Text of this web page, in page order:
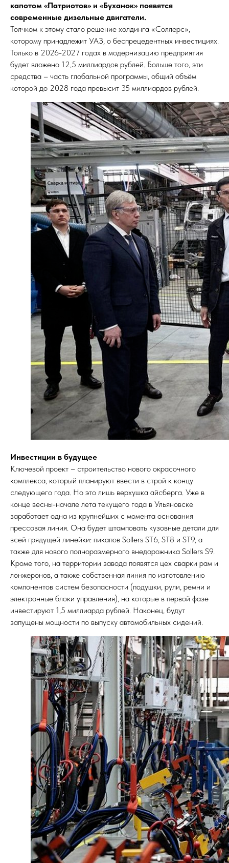
капотом «Патриотов» и «Буханок» появятся
современные дизельные двигатели.
Толчком к этому стало решение холдинга «Соллерс»,
которому принадлежит УАЗ, о беспрецедентных инвестициях.
Только в 2026-2027 годах в модернизацию предприятия
будет вложено 12,5 миллиардов рублей. Больше того, эти
средства – часть глобальной программы, общий объём
которой до 2028 года превысит 35 миллиардов рублей.
Инвестиции в будущее
Ключевой проект – строительство нового окрасочного
комплекса, который планируют ввести в строй к концу
следующего года. Но это лишь верхушка айсберга. Уже в
конце весны-начале лета текущего года в Ульяновске
заработает одна из крупнейших с момента основания
прессовая линия. Она будет штамповать кузовные детали для
всей грядущей линейки: пикапов Sollers ST6, ST8 и ST9, а
также для нового полноразмерного внедорожника Sollers S9.
Кроме того, на территории завода появятся цех сварки рам и
лонжеронов, а также собственная линия по изготовлению
компонентов систем безопасности (подушки, рули, ремни и
электронные блоки управления), на которые в первой фазе
инвестируют 1,5 миллиарда рублей. Наконец, будут
запущены мощности по выпуску автомобильных сидений.